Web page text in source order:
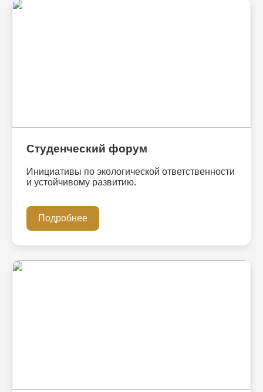
Студенческий форум
Инициативы по экологической ответственности
и устойчивому развитию.
Подробнее